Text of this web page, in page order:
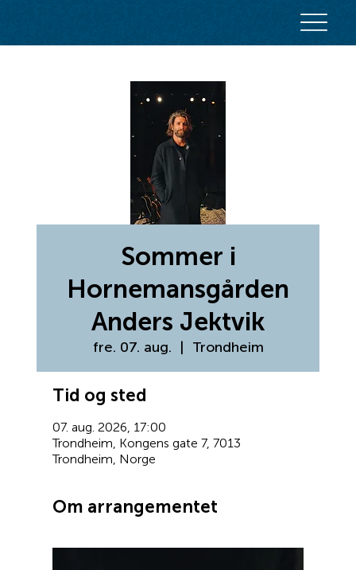
Sommer i
Hornemansgården
Anders Jektvik
fre. 07. aug.
  |
Trondheim
Tid og sted
07. aug. 2026, 17:00
Trondheim, Kongens gate 7, 7013
Trondheim, Norge
Om arrangementet